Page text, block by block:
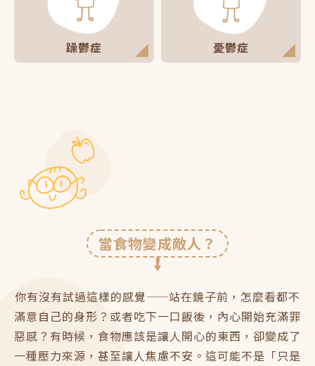
躁鬱症 憂鬱症
當食物變成敵人？
你有沒有試過這樣的感覺——站在鏡子前，怎麼看都不
滿意自己的身形？或者吃下一口飯後，內心開始充滿罪
惡感？有時候，食物應該是讓人開心的東西，卻變成了
一種壓力來源，甚至讓人焦慮不安。這可能不是「只是